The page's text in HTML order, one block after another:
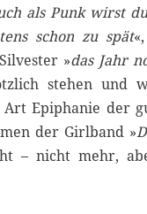
als Punk wirst
schon zu spät
»das Jahr
stehen und
Epiphanie der
der Girlband »
– nicht mehr,